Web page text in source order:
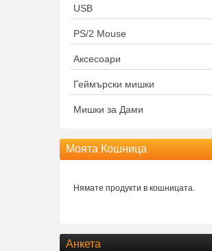
USB
PS/2 Mouse
Аксесоари
Геймърски мишки
Мишки за Дами
Моята Кошница
Нямате продукти в кошницата.
Анкета